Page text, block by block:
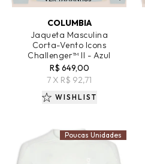
ADICIONAR AO CARRINHO
COLUMBIA
Jaqueta Masculina
Corta-Vento Icons
Challenger™ II - Azul
R$ 649,00
7 X R$ 92,71
WISHLIST
Poucas Unidades